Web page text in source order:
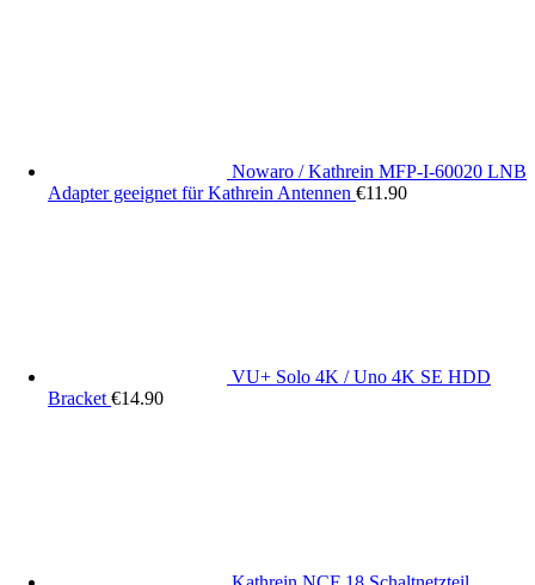
Nowaro / Kathrein MFP-I-60020 LNB
Adapter geeignet für Kathrein Antennen €11.90
VU+ Solo 4K / Uno 4K SE HDD
Bracket €14.90